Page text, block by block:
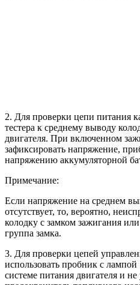
2. Для проверки цепи питания
тестера к среднему выводу
двигателя. При включенном
зафиксировать напряжение,
напряжению аккумуляторной
Примечание:
Если напряжение на среднем
отсутствует, то, вероятно,
колодку с замком зажигания
группа замка.
3. Для проверки цепей
использовать пробник с
системе питания двигателя и